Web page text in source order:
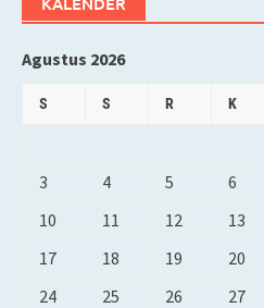
Agustus 2026
S S R K
3
4 5 6
10
11 12 13
17
18 19 20
24
25 26 27